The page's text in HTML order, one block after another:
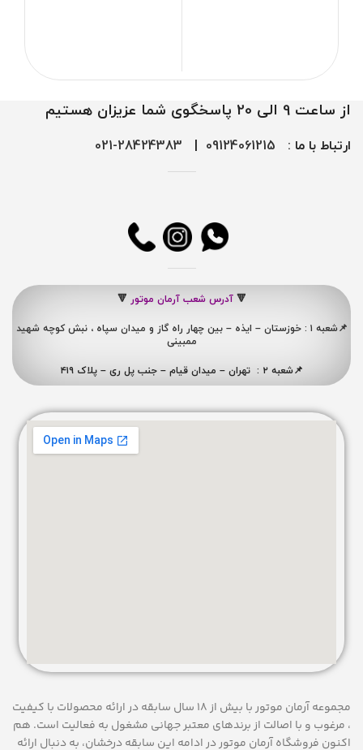
از ساعت 9 الی 20 پاسخگوی شما عزیزان هستیم
ارتباط با ما : 09124061215
|
28424383-021
🔻 آدرس شعب آرمان موتور 🔻
📌شعبه ۱ : خوزستان – ایذه – بین چهار راه گاز و میدان سپاه ، نبش کوچه شهید
ممبینی
📌شعبه ۲ : تهران – میدان قیام – جنب پل ری – پلاک ۴۱۹
مجموعه آرمان موتور با بیش از 18 سال سابقه در ارائه محصولات با کيفيت
، مرغوب و با اصالت از برندهای معتبر جهانی مشغول به فعاليت است. هم
اکنون فروشگاه آرمان موتوردر ادامه اين سابقه درخشان، به دنبال ارائه